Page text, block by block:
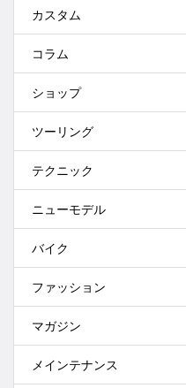
カスタム
コラム
ショップ
ツーリング
テクニック
ニューモデル
バイク
ファッション
マガジン
メインテナンス